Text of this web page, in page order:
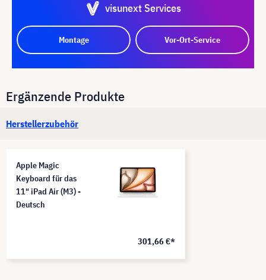
visunext Services
Montage Vor-Ort-Service
Ergänzende Produkte
Herstellerzubehör
Apple Magic
Keyboard für das
11" iPad Air (M3) -
Deutsch
301,66 €*